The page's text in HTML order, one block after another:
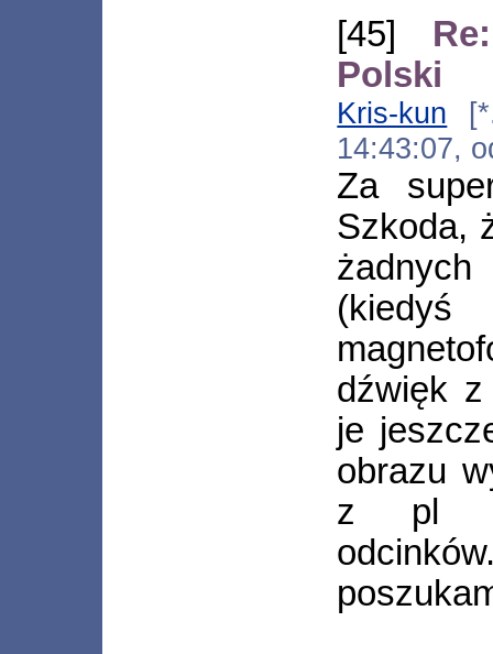
[45]
Polski
Kris-kun
14:43:07,
Za
Szkoda,
(kiedyś
dźwięk
je
obrazu
z pl